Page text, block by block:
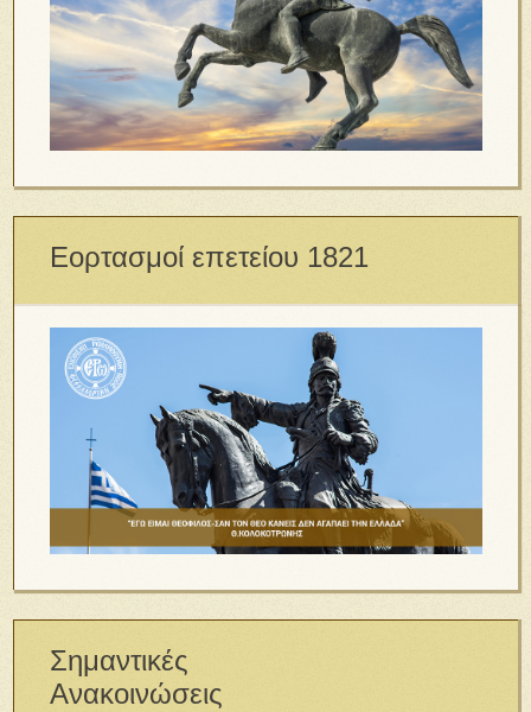
Εορτασμοί επετείου 1821
Σημαντικές
Ανακοινώσεις